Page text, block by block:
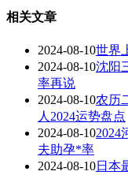
相关文章
2024-08-10世界
2024-08-10沈阳
率再说
2024-08-10农历
人2024运势盘点
2024-08-102024
夫助孕*率
2024-08-10日本